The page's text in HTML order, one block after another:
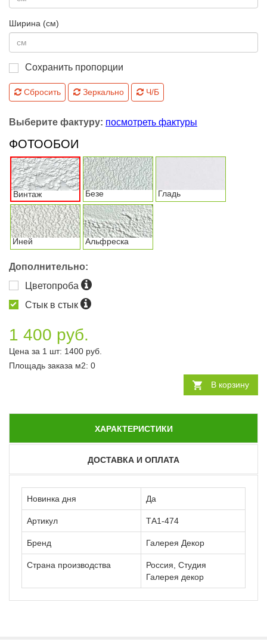
Ширина (см)
Сохранить пропорции
Сбросить Зеркально Ч/Б
Выберите фактуру: посмотреть фактуры
ФОТООБОИ
Винтаж Безе Гладь
Иней Альфреска
Дополнительно:
Цветопроба
Стык в стык
1 400 руб.
Цена за 1 шт: 1400 руб.
Площадь заказа м2: 0
В корзину
ХАРАКТЕРИСТИКИ
ДОСТАВКА И ОПЛАТА
Новинка дня Да
Артикул ТА1-474
Бренд Галерея Декор
Страна производства
Россия, Студия
Галерея декор